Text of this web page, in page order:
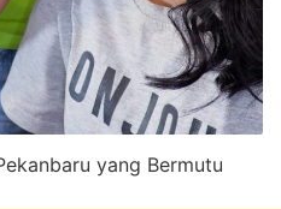
yang Bermutu